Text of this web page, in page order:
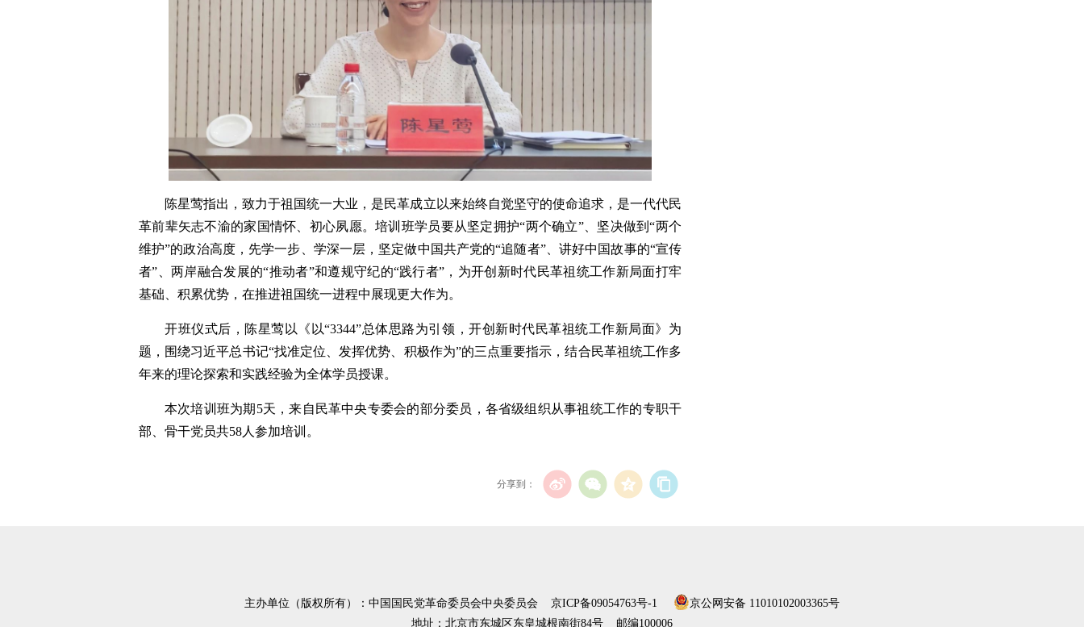
陈星莺指出，致力于祖国统一大业，是民革成立以来始终自觉坚守的使命追求，是一代代民
革前辈矢志不渝的家国情怀、初心夙愿。培训班学员要从坚定拥护“两个确立”、坚决做到“两个
维护”的政治高度，先学一步、学深一层，坚定做中国共产党的“追随者”、讲好中国故事的“宣传
者”、两岸融合发展的“推动者”和遵规守纪的“践行者”，为开创新时代民革祖统工作新局面打牢
基础、积累优势，在推进祖国统一进程中展现更大作为。
开班仪式后，陈星莺以《以“3344”总体思路为引领，开创新时代民革祖统工作新局面》为
题，围绕习近平总书记“找准定位、发挥优势、积极作为”的三点重要指示，结合民革祖统工作多
年来的理论探索和实践经验为全体学员授课。
本次培训班为期5天，来自民革中央专委会的部分委员，各省级组织从事祖统工作的专职干
部、骨干党员共58人参加培训。
分享到：
主办单位（版权所有）：中国国民党革命委员会中央委员会 京ICP备09054763号-1
京公网安备 11010102003365号
地址：北京市东城区东皇城根南街84号 邮编100006